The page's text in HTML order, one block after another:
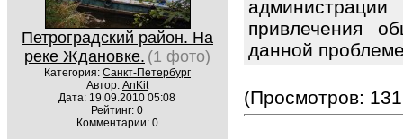
Петроградский район. На
реке Ждановке. (1 фото)
Категория: Санкт-Петербург
Автор: AnKit
Дата: 19.09.2010 05:08
Рейтинг: 0
Комментарии: 0
привлечения
данной
(Просмотров: